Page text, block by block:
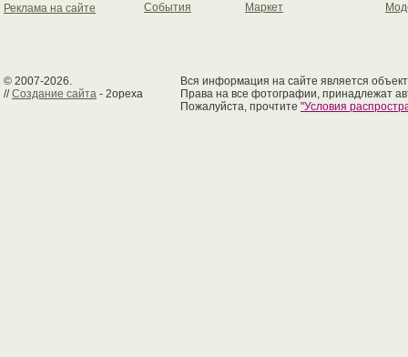
Реклама на сайте
События
Маркет
© 2007-2026.
//Создание сайта - 2opexa
Вся информация на сайте является
Права на все фотографии, принадлежат
Пожалуйста, прочтите "Условия